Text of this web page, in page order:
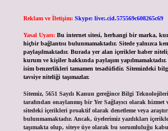
Reklam ve İletişim: Skype: live:.cid.575569c608265c69
Yasal Uyarı: Bu internet sitesi, herhangi bir marka,
hiçbir bağlantısı bulunmamaktadır. Sitede yalnızca
paylaşılmaktadır. Burada yer alan içerikler haber
kurum ve kişiler hakkında paylaşım
isim benzerlikleri tamamen tesadüfidir. Sitemizdeki
tavsiye niteliği taşımazlar.
Sitemiz, 5651 Sayılı Kanun gereğince Bilgi
tarafından onaylanmış bir Yer Sağlayıcı olarak hizmet
sitedeki içerikleri proaktif olarak denetleme veya
bulunmamaktadır. Ancak, üyelerimiz yazdıkları
taşımakta olup, siteye üye olarak bu sorumluluğu